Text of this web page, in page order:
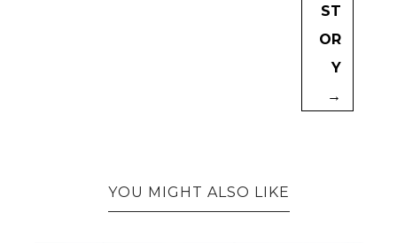
ST
OR
Y
→
YOU MIGHT ALSO LIKE